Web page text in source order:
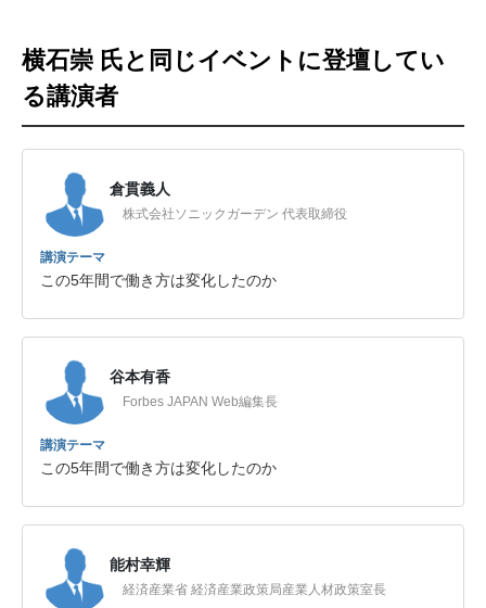
横石崇 氏と同じイベントに登壇してい
る講演者
倉貫義人
株式会社ソニックガーデン 代表取締役
講演テーマ
この5年間で働き方は変化したのか
谷本有香
Forbes JAPAN Web編集長
講演テーマ
この5年間で働き方は変化したのか
能村幸輝
経済産業省 経済産業政策局産業人材政策室長